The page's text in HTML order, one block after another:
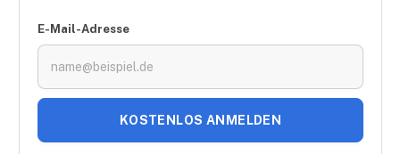
E-Mail-Adresse
KOSTENLOS ANMELDEN